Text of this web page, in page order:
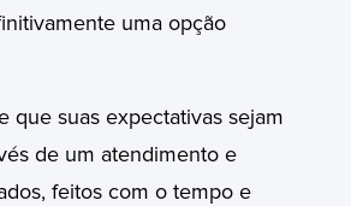
uma opção
que suas expectativas sejam
de um atendimento e
feitos com o tempo e